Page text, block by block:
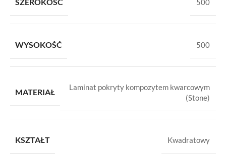
500
WYSOKOŚĆ 500
MATERIAŁ
Laminat pokryty kompozytem kwarcowym
(Stone)
KSZTAŁT Kwadratowy